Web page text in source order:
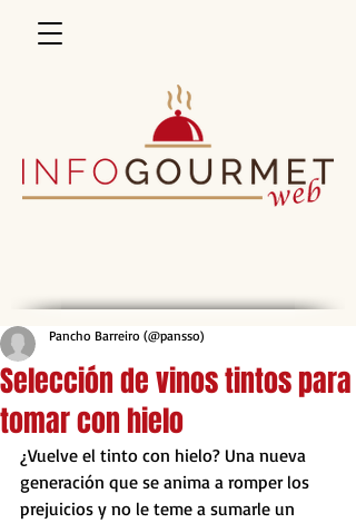
Selección de vinos tintos para
tomar con hielo
Pancho Barreiro (@pansso)
¿Vuelve el tinto con hielo? Una nueva
generación que se anima a romper los
prejuicios y no le teme a sumarle un